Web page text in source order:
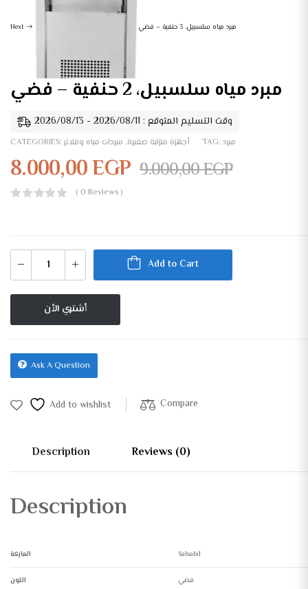
Next مبرد مياه سلسبيل، 3 حنفية – فضي
مبرد مياه سلسبيل، 2 حنفية – فضي
وقت التسليم المتوقع : 2026/08/11 - 2026/08/13
CATEGORIES: أجهزة منزلية صغيرة, مبردات مياه وفلاتر TAG: مبرد
8.000,00EGP 9.000,00EGP
( 0 Reviews )
Add to Cart
أشتري الأن
Ask A Question
Add to wishlist Compare
Description Reviews (0)
Description
الماركة Salsabil
اللون فضي